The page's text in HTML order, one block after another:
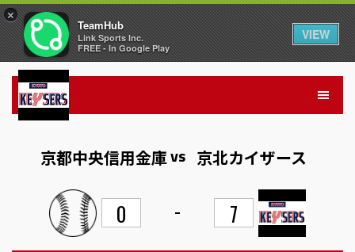
京都中央信用金庫vs 京北カイザース
0 - 7
×
TeamHub
Link Sports Inc.
FREE - In Google Play
VIEW